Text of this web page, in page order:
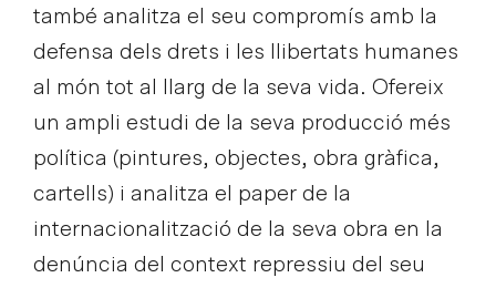
també analitza el seu compromís amb la
defensa dels drets i les llibertats humanes
al món tot al llarg de la seva vida. Ofereix
un ampli estudi de la seva producció més
política (pintures, objectes, obra gràfica,
cartells) i analitza el paper de la
internacionalització de la seva obra en la
denúncia del context repressiu del seu